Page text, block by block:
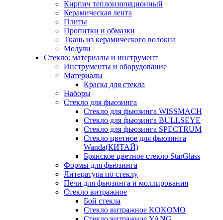
Кирпич теплоизоляционный
Керамическая лента
Плиты
Пропитки и обмазки
Ткань из керамического волокна
Модули
Стекло: материалы и инструмент
Инструменты и оборудование
Материалы
Краска для стекла
Наборы
Стекло для фьюзинга
Стекло для фьюзинга WISSMACH
Стекло для фьюзинга BULLSEYE
Стекло для фьюзинга SPECTRUM
Стекло цветное для фьюзинга
Wanda(КИТАЙ)
Брянское цветное стекло StarGlass
Формы для фьюзинга
Литература по стеклу
Печи для фьюзинга и моллирования
Стекло витражное
Бой стекла
Стекло витражное KOKOMO